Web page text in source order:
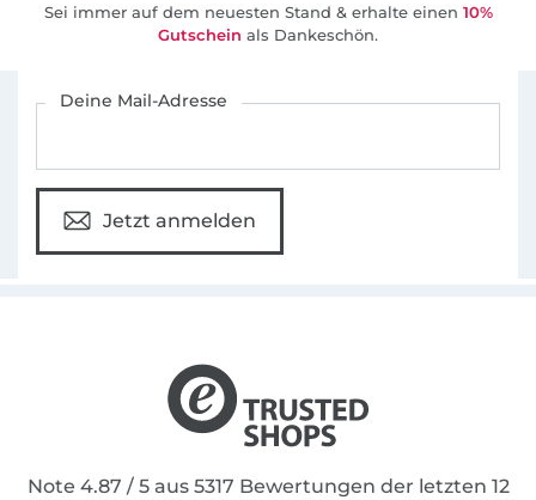
Sei immer auf dem neuesten Stand & erhalte einen 10%
Gutschein als Dankeschön.
Deine Mail-Adresse
Jetzt anmelden
Note 4.87 / 5 aus 5317 Bewertungen der letzten 12